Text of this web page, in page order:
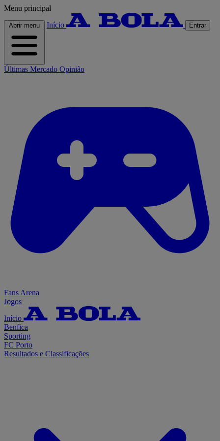
Menu principal
Abrir menu Início Entrar
Últimas Mercado Opinião
Fans Arena
Jogos
Início
Benfica
Sporting
FC Porto
Resultados e Classificações